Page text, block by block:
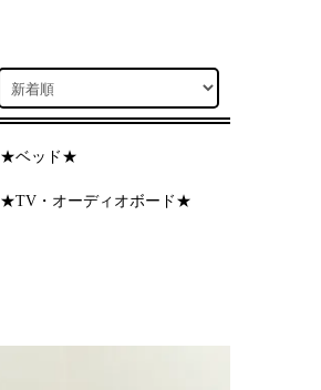
★ベッド★
★TV・オーディオボード★